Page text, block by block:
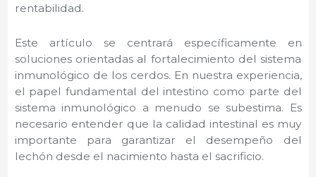
rentabilidad.
Este artículo se centrará específicamente en
soluciones orientadas al fortalecimiento del sistema
inmunológico de los cerdos. En nuestra experiencia,
el papel fundamental del intestino como parte del
sistema inmunológico a menudo se subestima. Es
necesario entender que la calidad intestinal es muy
importante para garantizar el desempeño del
lechón desde el nacimiento hasta el sacrificio.